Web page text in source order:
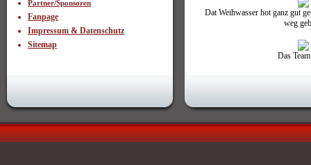
Partner/Sponsoren
Fanpage
Impressum & Datenschutz
Sitemap
Dat Weihwasser hot ganz gut
weg
Das